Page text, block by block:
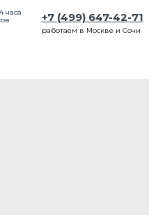
+7 (499) 647-42-71
работаем в Москве и Сочи